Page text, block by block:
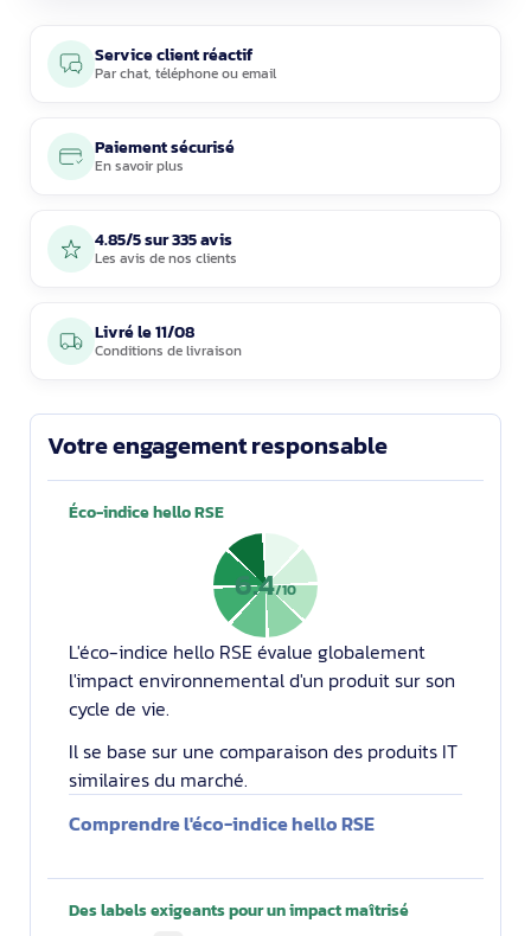
Service client réactif
Parchat, téléphoneouemail
Paiement sécurisé
En savoir plus
4.85/5 sur 335 avis
Les avis de nos clients
Livré le11/08
Conditions de livraison
Votre engagement responsable
Éco-indice hello RSE
6.4/10
L'éco-indice hello RSE évalue globalement
l'impact environnemental d'un produit sur son
cycle de vie.
Il se base sur une comparaison des produits IT
similaires du marché.
Comprendre l'éco-indice hello RSE
Des labels exigeants pour un impact maîtrisé